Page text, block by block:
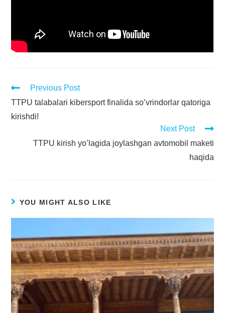
Previous Post
TTPU talabalari kibersport finalida so’vrindorlar qatoriga
kirishdi!
Next Post
TTPU kirish yo’lagida joylashgan avtomobil maketi
haqida
YOU MIGHT ALSO LIKE